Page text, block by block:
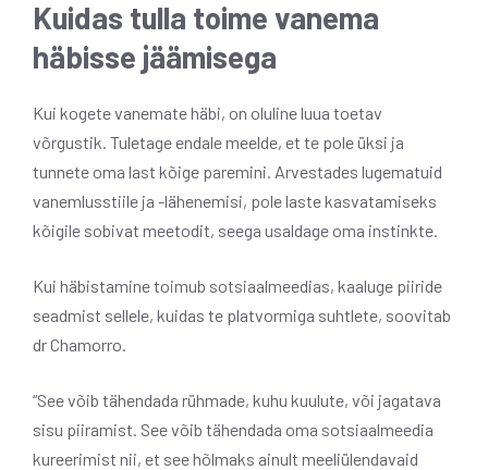
Kuidas tulla toime vanema
häbisse jäämisega
Kui kogete vanemate häbi, on oluline luua toetav
võrgustik. Tuletage endale meelde, et te pole üksi ja
tunnete oma last kõige paremini. Arvestades lugematuid
vanemlusstiile ja -lähenemisi, pole laste kasvatamiseks
kõigile sobivat meetodit, seega usaldage oma instinkte.
Kui häbistamine toimub sotsiaalmeedias, kaaluge piiride
seadmist sellele, kuidas te platvormiga suhtlete, soovitab
dr Chamorro.
“See võib tähendada rühmade, kuhu kuulute, või jagatava
sisu piiramist. See võib tähendada oma sotsiaalmeedia
kureerimist nii, et see hõlmaks ainult meeliülendavaid